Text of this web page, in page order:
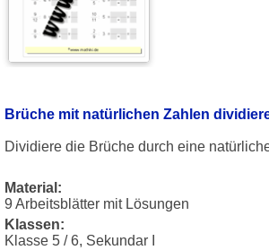
Brüche mit natürlichen Zahlen
Dividiere die Brüche durch eine
Material:
9 Arbeitsblätter mit Lösungen
Klassen:
Klasse 5 / 6, Sekundar I